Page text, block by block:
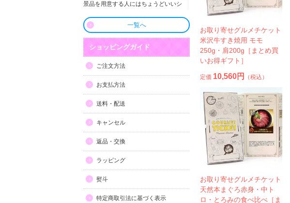
景品を用意する人にはちょうどいいシ
良かったです
商品も直ぐに届き、一つづづ丁寧に梱
まりのビンゴで利用しましたが、みん
な喜んでもらえました。
利用しやすい
目録景品をよく利用しています。豪華
す。手配が早いので便利です。
一覧へ
ショッピングガイド
ご注文方法
お支払方法
送料・配送
キャンセル
返品・交換
ラッピング
熨斗
特定商取引法に基づく表示
お取り寄せグルメチケット
米沢牛すき焼用 モモ
250g・肩200g［まとめ買
いお得ギフト］
定価 10,560円 （税込）
お取り寄せグルメチケット
天然本まぐろ赤身・中ト
ロ・とろみの食べ比べ［ま